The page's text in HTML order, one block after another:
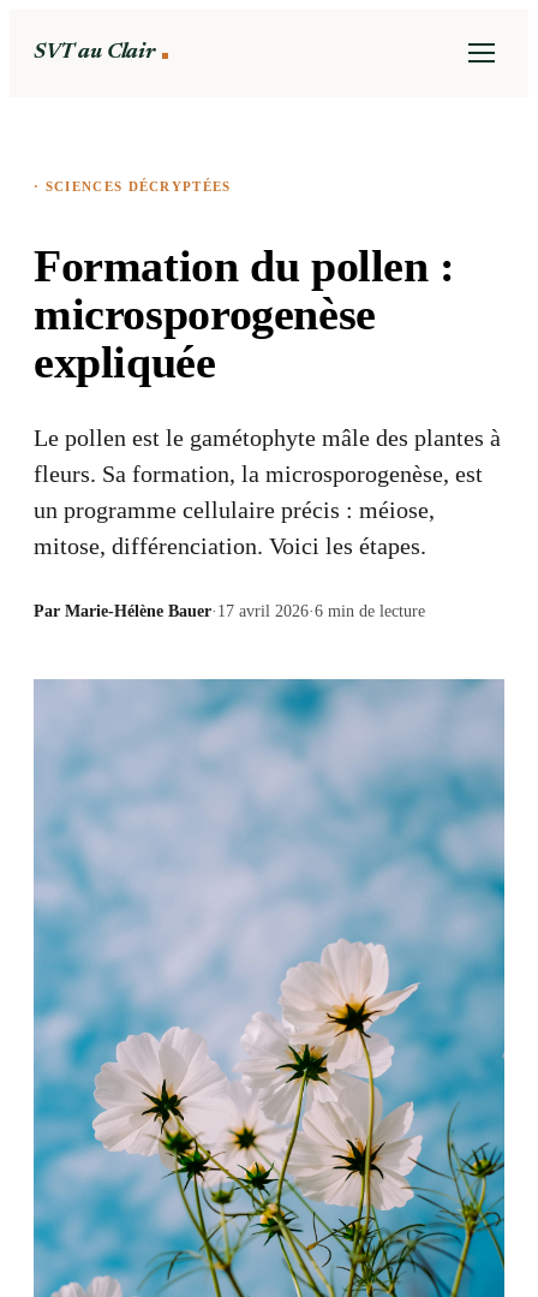
SVT au Clair
· SCIENCES DÉCRYPTÉES
Formation du pollen :
microsporogenèse
expliquée
Le pollen est le gamétophyte mâle des plantes à
fleurs. Sa formation, la microsporogenèse, est
un programme cellulaire précis : méiose,
mitose, différenciation. Voici les étapes.
Par Marie-Hélène Bauer· 17 avril 2026·6 min de lecture